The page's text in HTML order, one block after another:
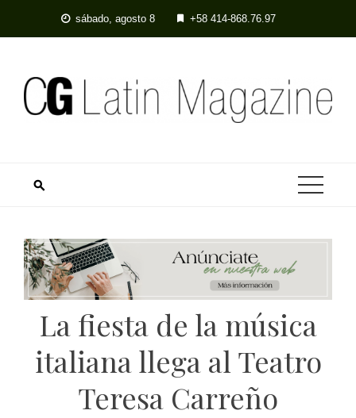
sábado, agosto 8 +58 414-868.76.97
La fiesta de la música
italiana llega al Teatro
Teresa Carreño